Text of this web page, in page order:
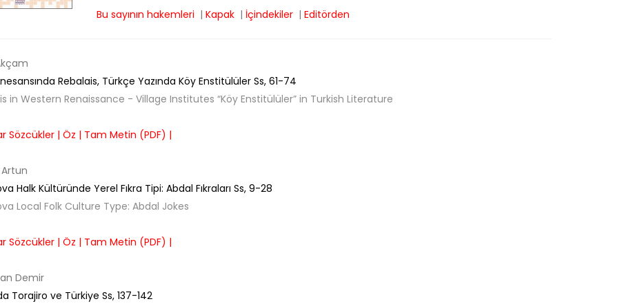
Bu sayının hakemleri | Kapak| İçindekiler| Editörden
Rebalais, Türkçe Yazında Köy Enstitülüler Ss, 61-74
in Western Renaissance - Village Institutes “Köy Enstitülüler” in Turkish Literature
Sözcükler | Öz | Tam Metin (PDF) |
Halk Kültüründe Yerel Fıkra Tipi: Abdal Fıkraları Ss, 9-28
Local Folk Culture Type: Abdal Jokes
Sözcükler | Öz | Tam Metin (PDF) |
Demir
Torajiro ve Türkiye Ss, 137-142